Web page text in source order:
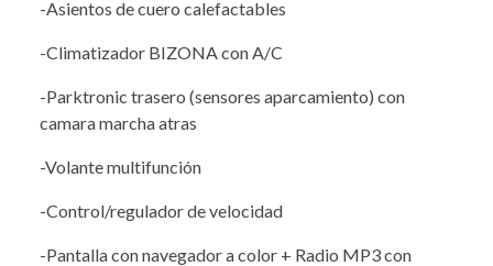
-Asientos de cuero calefactables
-Climatizador BIZONA con A/C
-Parktronic trasero (sensores aparcamiento) con
camara marcha atras
-Volante multifunción
-Control/regulador de velocidad
-Pantalla con navegador a color + Radio MP3 con